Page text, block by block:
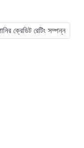
ক্রেডিট রেটিং সম্পন্ন